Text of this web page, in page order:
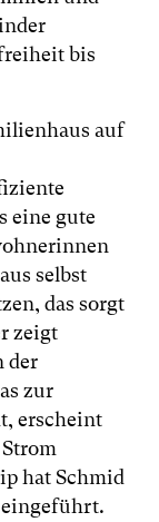
bis
auf
eine gute
selbst
das sorgt
zeigt
der
zur
erscheint
hat Schmid
eingeführt.